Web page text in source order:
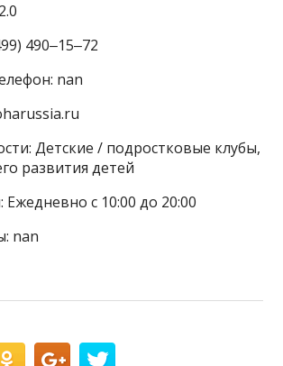
490‒15‒72
nan
Детские / подростковые клубы,
развития детей
с 10:00 до 20:00
nan